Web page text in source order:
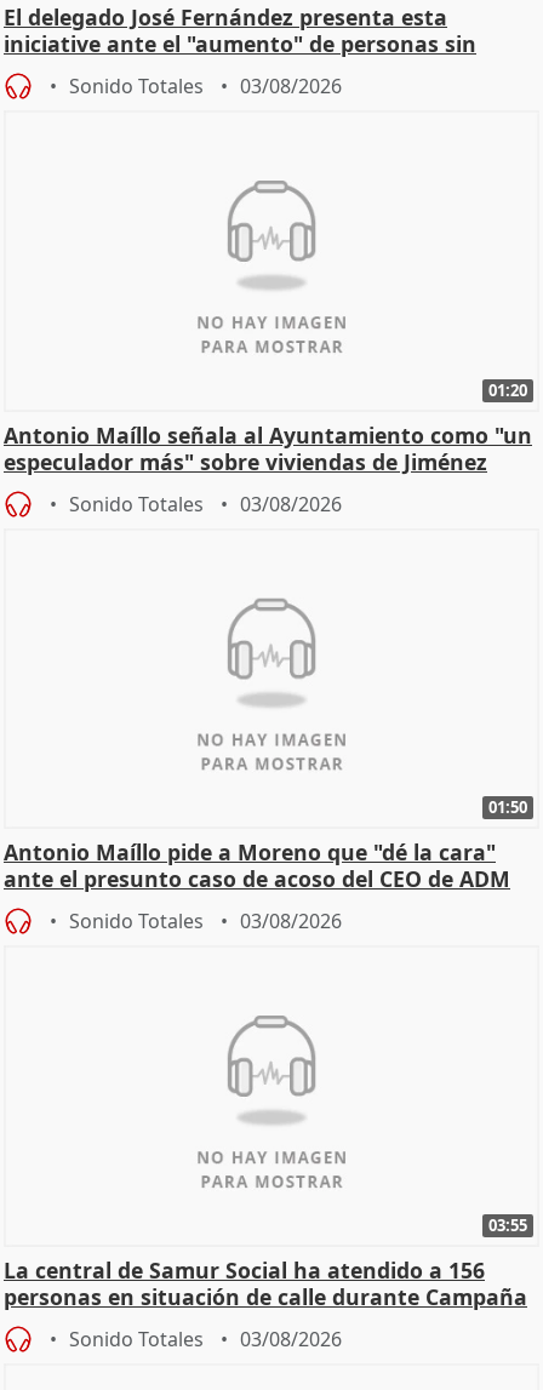
El delegado José Fernández presenta esta
iniciative ante el "aumento" de personas sin
hogar en Madri
Sonido Totales 03/08/2026
01:20
Antonio Maíllo señala al Ayuntamiento como "un
especulador más" sobre viviendas de Jiménez
Becerril
Sonido Totales 03/08/2026
01:50
Antonio Maíllo pide a Moreno que "dé la cara"
ante el presunto caso de acoso del CEO de ADM
Sonido Totales 03/08/2026
03:55
La central de Samur Social ha atendido a 156
personas en situación de calle durante Campaña
de Calor
Sonido Totales 03/08/2026